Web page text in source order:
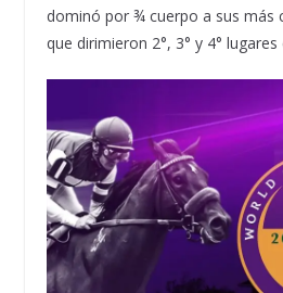
dominó por ¾ cuerpo a sus más
que dirimieron 2°, 3° y 4°